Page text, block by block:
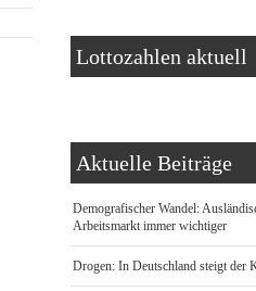
Lottozahlen aktuell
Aktuelle Beiträge
Demografischer Wandel:
Arbeitsmarkt immer wichtiger
Drogen: In Deutschland steigt der